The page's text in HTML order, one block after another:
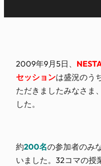
2009年9月5日、
セッションは盛況のう
ただきましたみなさま
した。
約200名の参加者のみ
いました。32コマの授